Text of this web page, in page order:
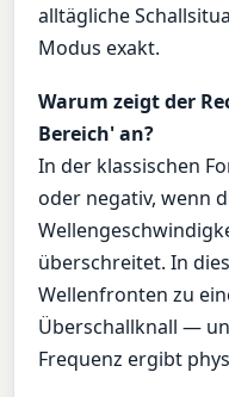
alltägliche
Modus exakt.
Warum zeigt der
Bereich' an?
In der klassischen
oder negativ, wenn
überschreitet. In
Wellenfronten zu
Überschallknall —
Frequenz ergibt